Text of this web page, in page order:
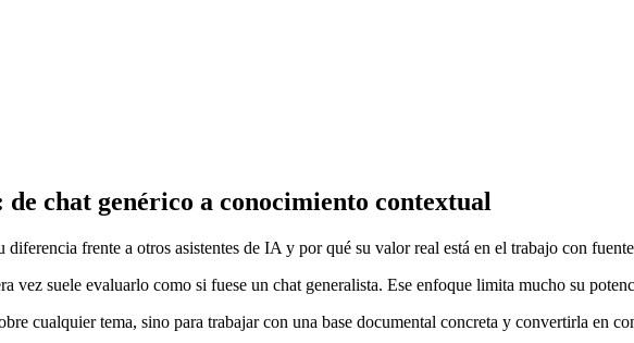
chat genérico a conocimiento contextual
frente a otros asistentes de IA y por qué su valor real está en el trabajo con
vez suele evaluarlo como si fuese un chat generalista. Ese enfoque limita mucho su
cualquier tema, sino para trabajar con una base documental concreta y convertirla en